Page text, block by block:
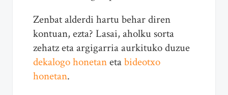
Zenbat alderdi hartu behar diren
kontuan, ezta? Lasai, aholku sorta
zehatz eta argigarria aurkituko duzue
dekalogo honetanetabideotxo
honetan.